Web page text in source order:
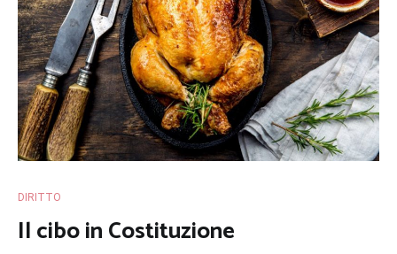
DIRITTO
Il cibo in Costituzione